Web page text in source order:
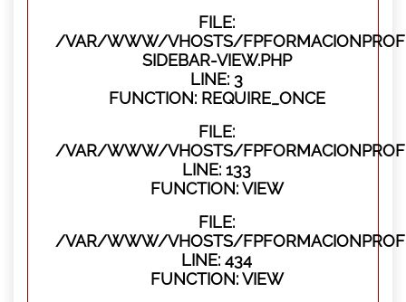
FILE:
/VAR/WWW/VHOSTS/
SIDEBAR-VIEW.PHP
LINE: 3
FUNCTION: REQUIRE_ONCE
FILE:
/VAR/WWW/VHOSTS/
LINE: 133
FUNCTION: VIEW
FILE:
/VAR/WWW/VHOSTS/
LINE: 434
FUNCTION: VIEW